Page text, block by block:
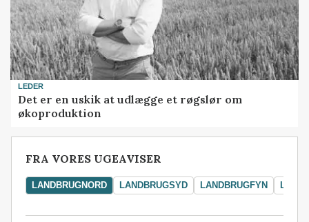
LEDER
Det er en uskik at udlægge et røgslør om
økoproduktion
FRA VORES UGEAVISER
LANDBRUGNORD LANDBRUGSYD LANDBRUGFYN